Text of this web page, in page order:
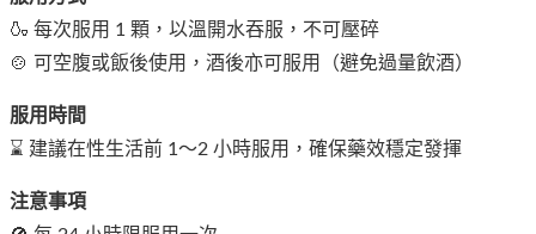
🍶 每次服用 1 顆，以溫開水吞服，不可壓碎
🍲 可空腹或飯後使用，酒後亦可服用（避免過量飲酒）
服用時間
⌛ 建議在性生活前 1～2 小時服用，確保藥效穩定發揮
注意事項